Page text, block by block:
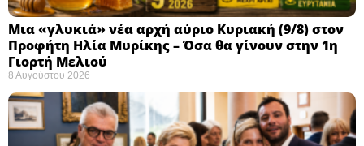
Μια «γλυκιά» νέα αρχή αύριο Κυριακή (9/8) στον
Προφήτη Ηλία Μυρίκης – Όσα θα γίνουν στην 1η
Γιορτή Μελιού
8 Αυγούστου 2026